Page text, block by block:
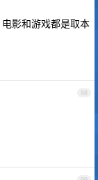
影和游戏都是取本
98